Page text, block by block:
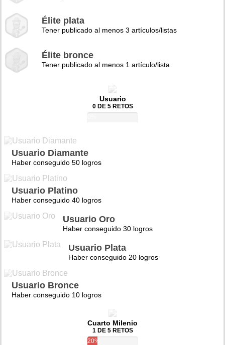
Élite plata
Tener publicado al menos 3 artículos/listas
Élite bronce
Tener publicado al menos 1 artículo/lista
Usuario
0 DE 5 RETOS
Usuario Diamante
Haber conseguido 50 logros
Usuario Platino
Haber conseguido 40 logros
Usuario Oro
Haber conseguido 30 logros
Usuario Plata
Haber conseguido 20 logros
Usuario Bronce
Haber conseguido 10 logros
Cuarto Milenio
1 DE 5 RETOS
20%